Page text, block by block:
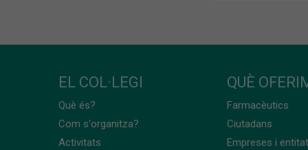
EL COL·LEGI
Què és?
Com s'organitza?
Activitats
QUÈ
Farmacèutics
Ciutadans
Empreses i